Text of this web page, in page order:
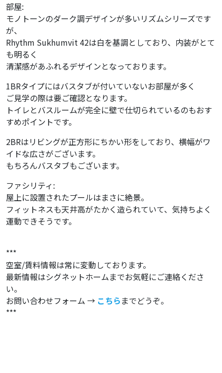
部屋:
モノトーンのダーク調デザインが多いリズムシリーズです
が、
Rhythm Sukhumvit 42は白を基調としており、内装がとて
も明るく
清潔感があふれるデザインとなっております。
1BRタイプにはバスタブが付いていないお部屋が多く
ご見学の際は要ご確認となります。
トイレとバスルームが完全に壁で仕切られているのもおす
すめポイントです。
2BRはリビングが正方形にちかい形をしており、横幅がワ
イドな広さがございます。
もちろんバスタブもございます。
ファシリティ:
屋上に設置されたプールはまさに絶景。
フィットネスも天井高がたかく造られていて、気持ちよく
運動できそうです。
***
空室/賃料情報は常に変動しております。
最新情報はシグネットホームまでお気軽にご連絡くださ
い。
お問い合わせフォーム → こちら までどうぞ。
***